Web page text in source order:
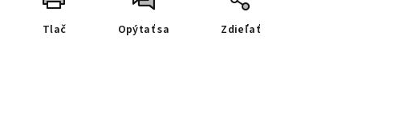
Tlač Opýtať sa Zdieľať